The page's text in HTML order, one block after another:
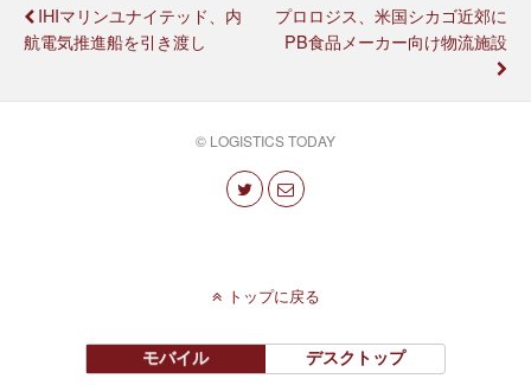
IHIマリンユナイテッド、内
航電気推進船を引き渡し
プロロジス、米国シカゴ近郊に
PB食品メーカー向け物流施設
© LOGISTICS TODAY
トップに戻る
モバイル デスクトップ